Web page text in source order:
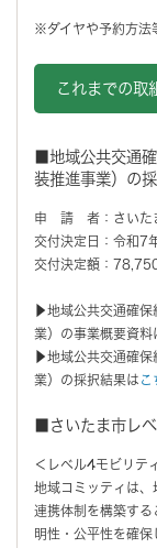
※ダイヤや予約方法
これまでの取
■地域公共交通
装推進事業）の
申 請 者：さいた
交付決定日：令和7
交付決定額：
▶地域公共交通確保
業）の事業概要資料
▶地域公共交通確保
業）の採択結果は こ
■さいたま市レ
＜レベル4モビリテ
地域コミッティは、
連携体制を構築する
明性・公平性を確